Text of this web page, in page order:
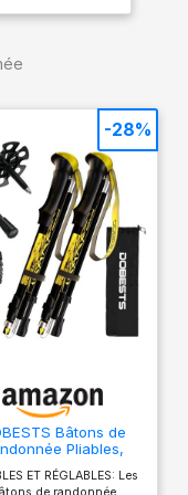
verrous à
et sac de
Bâtons de
Pliables,
110-130 cm
ET RÉGLABLES: Les
de randonnée
-28%